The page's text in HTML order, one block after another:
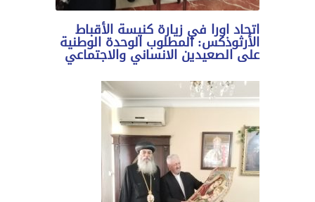
اتحاد اورا في زيارة كنيسة الأقباط
الأرثوذكس: المطلوب الوحدة الوطنية
على الصعيدين الانساني والاجتماعي